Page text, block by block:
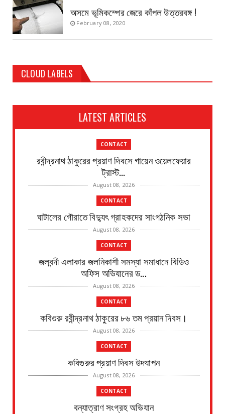
অসমে ভূমিকম্পের জেরে কাঁপল উত্তরবঙ্গ !
February 08, 2020
CLOUD LABELS
LATEST ARTICLES
CONTACT
রবীন্দ্রনাথ ঠাকুরের প্রয়াণ দিবসে গায়েন ওয়েলফেয়ার
ট্রাস্ট...
August 08, 2026
CONTACT
ঘাটালের গৌরাতে বিদ্যুৎ গ্রাহকদের সাংগঠনিক সভা
August 08, 2026
CONTACT
জলবন্দী এলাকার জলনিকাশী সমস্যা সমাধানে বিডিও
অফিস অভিযানের ড...
August 08, 2026
CONTACT
কবিগুরু রবীন্দ্রনাথ ঠাকুরের ৮৬ তম প্রয়ান দিবস।
August 08, 2026
CONTACT
কবিগুরুর প্রয়াণ দিবস উদযাপন
August 08, 2026
CONTACT
বন্যাত্রাণ সংগ্রহ অভিযান